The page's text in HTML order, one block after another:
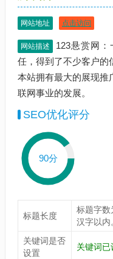
网站地址 点击访问
网站描述
123悬赏网
任，得到了不少客户的
本站拥有最大的展现推
联网事业的发展。
SEO优化评分
90分
标题长度
标题字数
汉字以内
关键词是否
设置
关键词已